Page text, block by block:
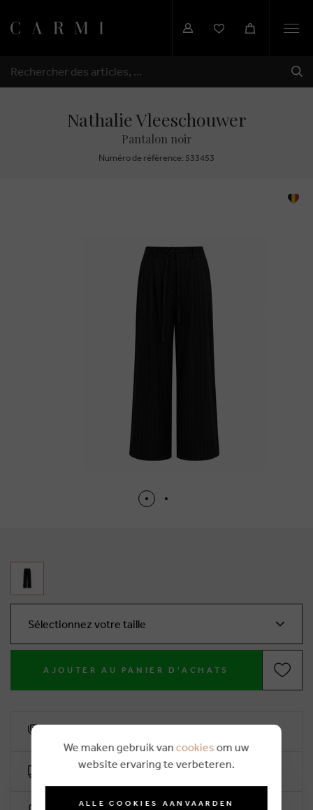
RECHERCHER
Nathalie Vleeschouwer
Pantalon noir
Numéro de réfèrence: 533453
Sélectionnez votre taille
AJOUTER AU PANIER D'ACHATS
Livraison gratuite dès €50 (2-4 jours ouvrables)
We maken gebruik van cookies om uw
website ervaring te verbeteren.
ALLE COOKIES AANVAARDEN